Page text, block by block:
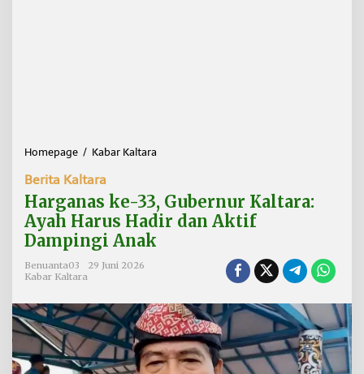
Homepage / Kabar Kaltara
a
n
3
3
,
G
u
Berita Kaltara
Harganas ke-33, Gubernur Kaltara:
Ayah Harus Hadir dan Aktif
Dampingi Anak
Benuanta03
29 Juni 2026
Kabar Kaltara